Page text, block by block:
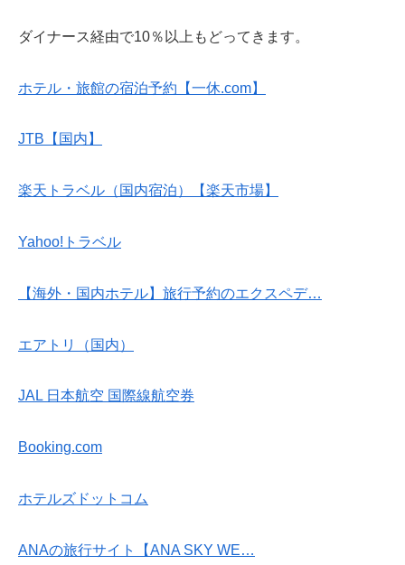
ダイナース経由で10％以上もどってきます。
ホテル・旅館の宿泊予約【一休.com】
JTB【国内】
楽天トラベル（国内宿泊）【楽天市場】
Yahoo!トラベル
【海外・国内ホテル】旅行予約のエクスペデ…
エアトリ（国内）
JAL 日本航空 国際線航空券
Booking.com
ホテルズドットコム
ANAの旅行サイト【ANA SKY WE…